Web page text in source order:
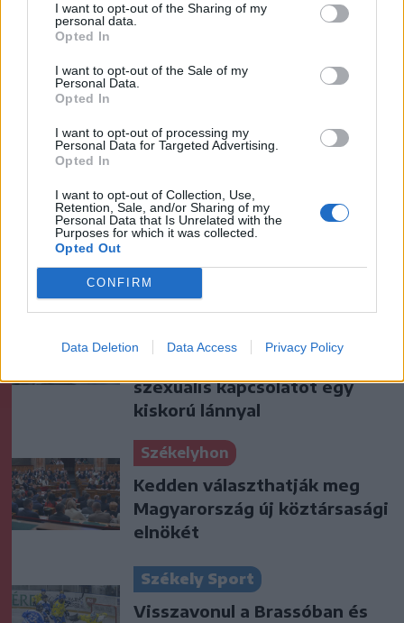
I want to opt-out of the Sharing of my
personal data.
Opted In
I want to opt-out of the Sale of my
Personal Data.
Opted In
I want to opt-out of processing my
Personal Data for Targeted Advertising.
Opted In
I want to opt-out of Collection, Use,
Retention, Sale, and/or Sharing of my
Personal Data that Is Unrelated with the
Purposes for which it was collected.
Opted Out
CONFIRM
Data Deletion Data Access Privacy Policy
szóljon hozzá!
Ezek is érdekelhetik
Székelyhon
Letartóztattak egy férfit, aki
szexuális kapcsolatot egy
kiskorú lánnyal
Székelyhon
Kedden választhatják meg
Magyarország új köztársasági
elnökét
Székely Sport
Visszavonul a Brassóban és